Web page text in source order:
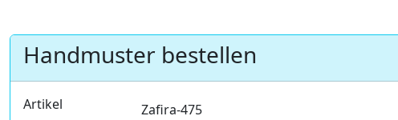
Handmuster bestellen
Artikel Zafira-475